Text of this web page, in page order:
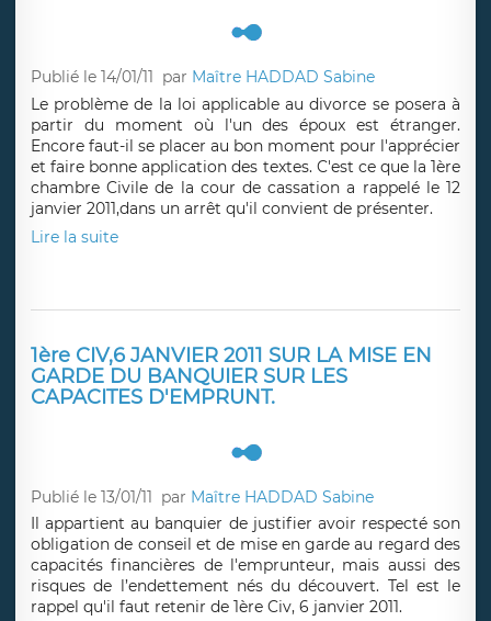
Publié le 14/01/11 par Maître HADDAD Sabine
Le problème de la loi applicable au divorce se posera à
partir du moment où l'un des époux est étranger.
Encore faut-il se placer au bon moment pour l'apprécier
et faire bonne application des textes. C'est ce que la 1ère
chambre Civile de la cour de cassation a rappelé le 12
janvier 2011,dans un arrêt qu'il convient de présenter.
Lire la suite
1ère CIV,6 JANVIER 2011 SUR LA MISE EN
GARDE DU BANQUIER SUR LES
CAPACITES D'EMPRUNT.
Publié le 13/01/11 par Maître HADDAD Sabine
Il appartient au banquier de justifier avoir respecté son
obligation de conseil et de mise en garde au regard des
capacités financières de l'emprunteur, mais aussi des
risques de l’endettement nés du découvert. Tel est le
rappel qu'il faut retenir de 1ère Civ, 6 janvier 2011.